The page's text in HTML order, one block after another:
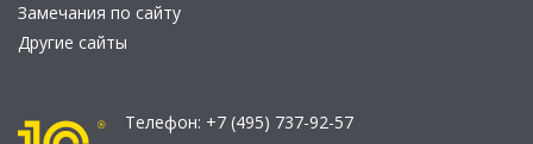
Замечания по сайту
Другие сайты
Телефон: +7 (495) 737-92-57